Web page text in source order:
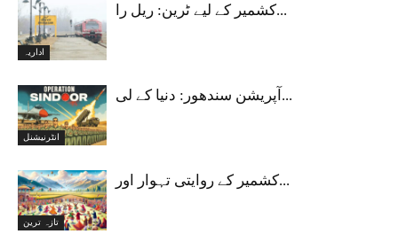
اداریہ
کشمیر کے لیے ٹرین: ریل را...
انٹرنیشنل
آپریشن سندھور: دنیا کے لی...
تازہ ترین
کشمیر کے روایتی تہوار اور...